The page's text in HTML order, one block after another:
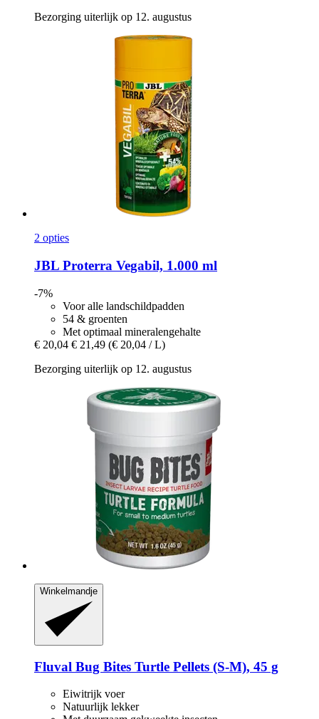
Bezorging uiterlijk op 12. augustus
2 opties
JBL Proterra Vegabil, 1.000 ml
-7%
Voor alle landschildpadden
54 & groenten
Met optimaal mineralengehalte
€ 20,04 € 21,49 (€ 20,04 / L)
Bezorging uiterlijk op 12. augustus
Winkelmandje
Fluval Bug Bites Turtle Pellets (S-​M), 45 g
Eiwitrijk voer
Natuurlijk lekker